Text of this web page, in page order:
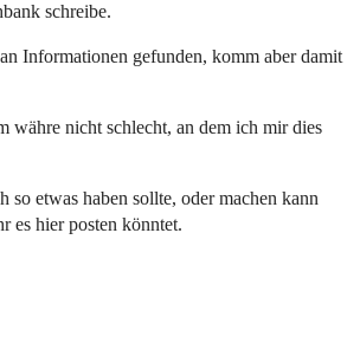
schreibe.
Informationen gefunden, komm aber damit
währe nicht schlecht, an dem ich mir dies
so etwas haben sollte, oder machen kann
es hier posten könntet.